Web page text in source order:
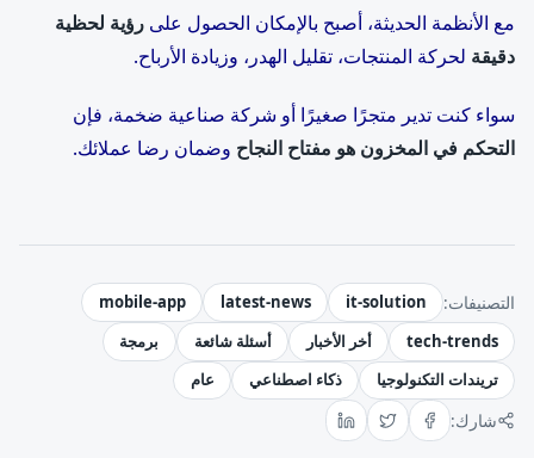
مع الأنظمة الحديثة، أصبح بالإمكان الحصول على رؤية لحظية
دقيقة لحركة المنتجات، تقليل الهدر، وزيادة الأرباح.
سواء كنت تدير متجرًا صغيرًا أو شركة صناعية ضخمة، فإن
التحكم في المخزون هو مفتاح النجاح وضمان رضا عملائك.
التصنيفات: it-solution
latest-news
mobile-app
tech-trends
أخر الأخبار أسئلة شائعة
برمجة
تريندات التكنولوجيا
ذكاء اصطناعي عام
شارك: